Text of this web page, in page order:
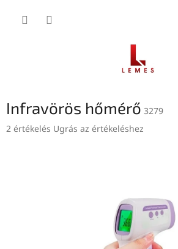
Infravörös hőmérő 3279
A
2 értékelés Ugrás az értékeléshez